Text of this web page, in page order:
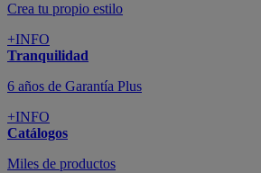
Crea tu propio estilo
+INFO
Tranquilidad
6 años de Garantía Plus
+INFO
Catálogos
Miles de productos